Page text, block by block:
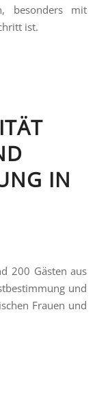
besonders mit
ist.
IN
200 Gästen aus
und
Frauen und